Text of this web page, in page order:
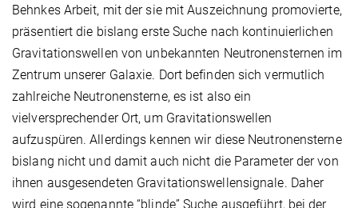
Behnkes Arbeit, mit der sie mit Auszeichnung promovierte,
präsentiert die bislang erste Suche nach kontinuierlichen
Gravitationswellen von unbekannten Neutronensternen im
Zentrum unserer Galaxie. Dort befinden sich vermutlich
zahlreiche Neutronensterne, es ist also ein
vielversprechender Ort, um Gravitationswellen
aufzuspüren. Allerdings kennen wir diese Neutronensterne
bislang nicht und damit auch nicht die Parameter der von
ihnen ausgesendeten Gravitationswellensignale. Daher
wird eine sogenannte “blinde” Suche ausgeführt, bei der